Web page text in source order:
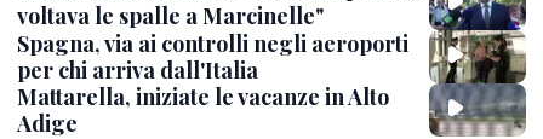
voltava le spalle a Marcinelle"
Spagna, via ai controlli negli aeroporti
per chi arriva dall'Italia
Mattarella, iniziate le vacanze in Alto
Adige